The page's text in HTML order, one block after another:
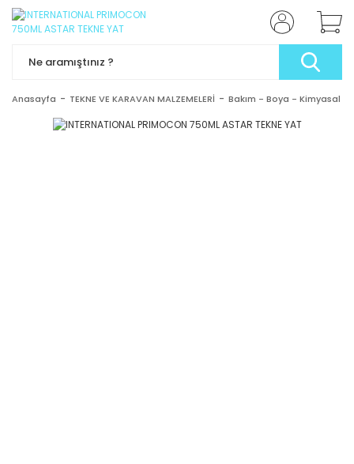
Anasayfa TEKNE VE KARAVAN MALZEMELERİ Bakım - Boya - Kimyasal